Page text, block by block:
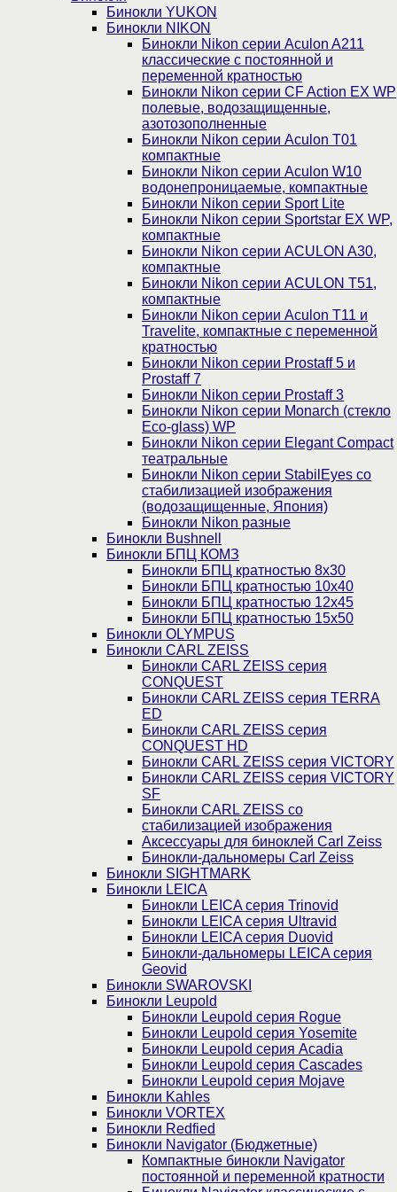
Бинокли YUKON
Бинокли NIKON
Бинокли Nikon серии Aculon A211
классические с постоянной и
переменной кратностью
Бинокли Nikon серии СF Action EX WP
полевые, водозащищенные,
азотозополненные
Бинокли Nikon серии Aculon T01
компактные
Бинокли Nikon серии Aculon W10
водонепроницаемые, компактные
Бинокли Nikon серии Sport Lite
Бинокли Nikon серии Sportstar EX WP,
компактные
Бинокли Nikon серии ACULON A30,
компактные
Бинокли Nikon серии ACULON Т51,
компактные
Бинокли Nikon серии Aculon T11 и
Travelite, компактные с переменной
кратностью
Бинокли Nikon серии Prostaff 5 и
Prostaff 7
Бинокли Nikon серии Prostaff 3
Бинокли Nikon серии Monarch (стекло
Eco-glass) WP
Бинокли Nikon серии Elegant Compact
театральные
Бинокли Nikon серии StabilEyes со
стабилизацией изображения
(водозащищенные, Япония)
Бинокли Nikon разные
Бинокли Bushnell
Бинокли БПЦ КОМЗ
Бинокли БПЦ кратностью 8х30
Бинокли БПЦ кратностью 10х40
Бинокли БПЦ кратностью 12х45
Бинокли БПЦ кратностью 15х50
Бинокли OLYMPUS
Бинокли CARL ZEISS
Бинокли CARL ZEISS серия
CONQUEST
Бинокли CARL ZEISS серия TERRA
ED
Бинокли CARL ZEISS серия
CONQUEST HD
Бинокли CARL ZEISS серия VICTORY
Бинокли CARL ZEISS серия VICTORY
SF
Бинокли CARL ZEISS со
стабилизацией изображения
Аксессуары для биноклей Carl Zeiss
Бинокли-дальномеры Carl Zeiss
Бинокли SIGHTMARK
Бинокли LEICA
Бинокли LEICA серия Trinovid
Бинокли LEICA серия Ultravid
Бинокли LEICA серия Duovid
Бинокли-дальномеры LEICA серия
Geovid
Бинокли SWAROVSKI
Бинокли Leupold
Бинокли Leupold серия Rogue
Бинокли Leupold серия Yosemite
Бинокли Leupold серия Acadia
Бинокли Leupold серия Cascades
Бинокли Leupold серия Mojave
Бинокли Kahles
Бинокли VORTEX
Бинокли Redfied
Бинокли Navigator (Бюджетные)
Компактные бинокли Navigator
постоянной и переменной кратности